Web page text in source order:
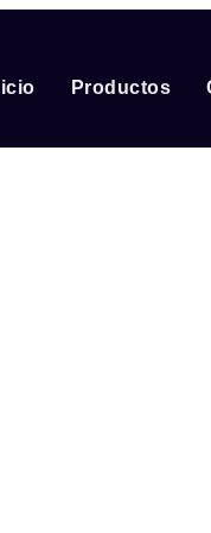
Productos